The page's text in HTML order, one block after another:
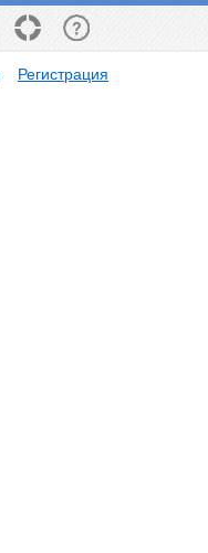
Регистрация